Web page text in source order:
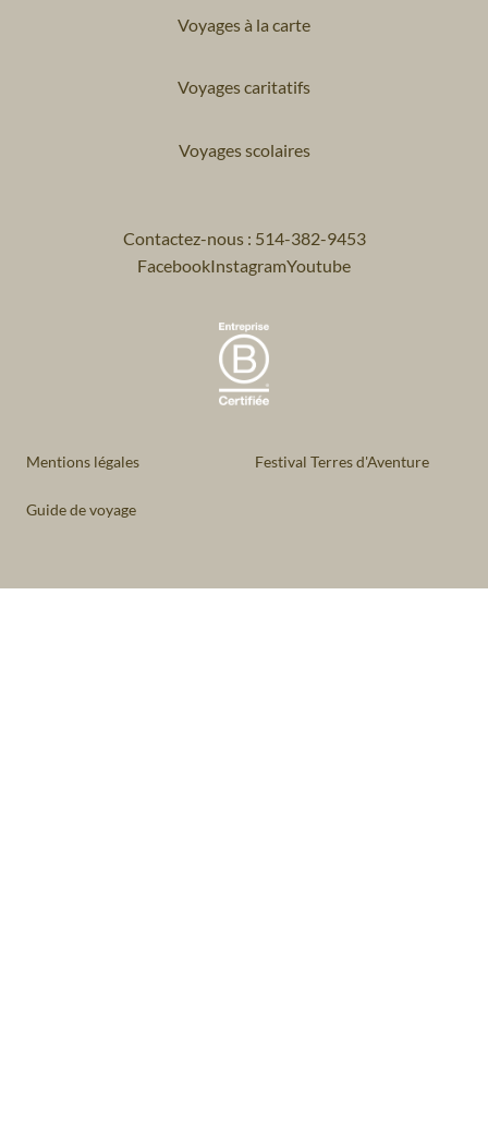
Voyages à la carte
Voyages caritatifs
Voyages scolaires
Contactez-nous : 514-382-9453
FacebookInstagramYoutube
Mentions légales Festival Terres d'Aventure
Guide de voyage